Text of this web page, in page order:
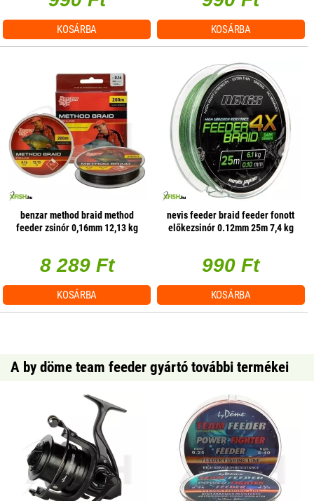
KOSÁRBA KOSÁRBA
benzar method braid method
feeder zsinór 0,16mm 12,13 kg
8 289 Ft
KOSÁRBA
nevis feeder braid feeder fonott
előkezsinór 0.12mm 25m 7,4 kg
990 Ft
KOSÁRBA
A by döme team feeder gyártó további termékei